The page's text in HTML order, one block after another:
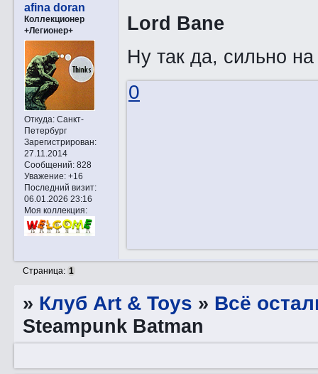
afina doran
Коллекционер
+Легионер+
Откуда:Санкт-
Петербург
Зарегистрирован:
27.11.2014
Сообщений:828
Уважение: +16
Последний визит:
06.01.2026 23:16
Моя коллекция:
Lord Bane
Ну так да, сильно
0
Страница: 1
» Клуб Art & Toys » Всё
Steampunk Batman